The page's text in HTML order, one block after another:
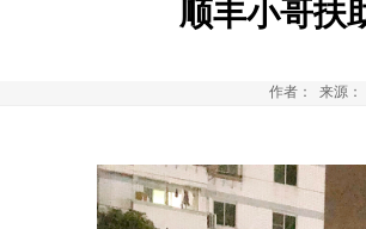
顺丰小哥扶
作者： 来源